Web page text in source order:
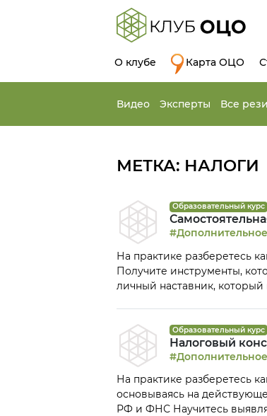
О клубе Карта ОЦО
Видео Эксперты Все
МЕТКА: НАЛОГИ
Образовательный курс
На практике разберетесь
Получите инструменты,
личный наставник,
(выдаётся после сдачи
Образовательный курс
Налоговый
На практике разберетесь
основываясь на
РФ и ФНС Научитесь